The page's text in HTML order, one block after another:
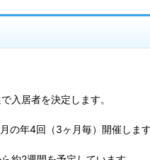
入居者を決定します。
の年4回（3ヶ月毎）開催します